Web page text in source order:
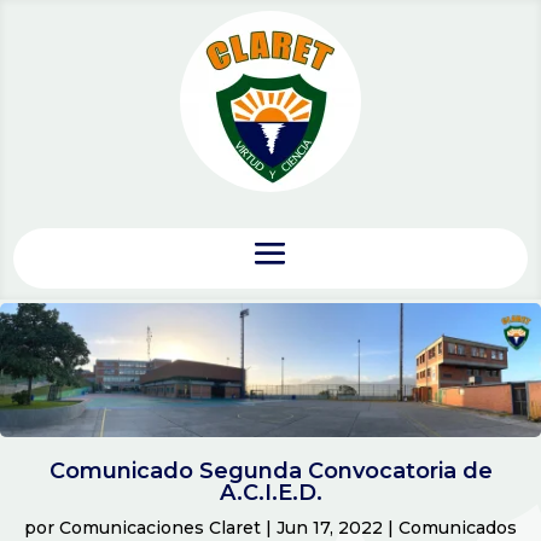
Comunicado Segunda Convocatoria de
A.C.I.E.D.
por Comunicaciones Claret | Jun 17, 2022 | Comunicados